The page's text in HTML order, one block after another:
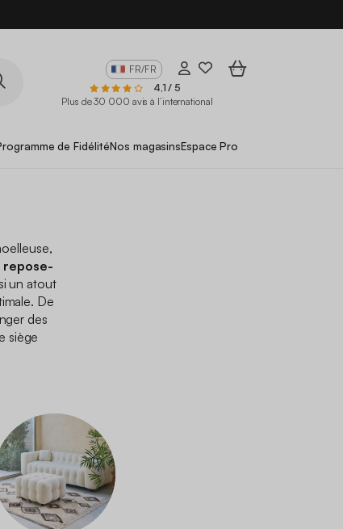
FR/FR
4,1 / 5
Plus de 30 000 avis à l’international
de FidélitéNos magasinsEspace Pro
repose-
un atout
De
des
siège